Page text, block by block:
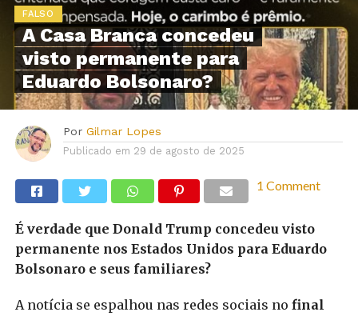
FALSO
A Casa Branca concedeu
visto permanente para
Eduardo Bolsonaro?
Por Gilmar Lopes
Publicado em 29 de agosto de 2025
1 Comment
É verdade que Donald Trump concedeu visto
permanente nos Estados Unidos para Eduardo
Bolsonaro e seus familiares?
A notícia se espalhou nas redes sociais no final